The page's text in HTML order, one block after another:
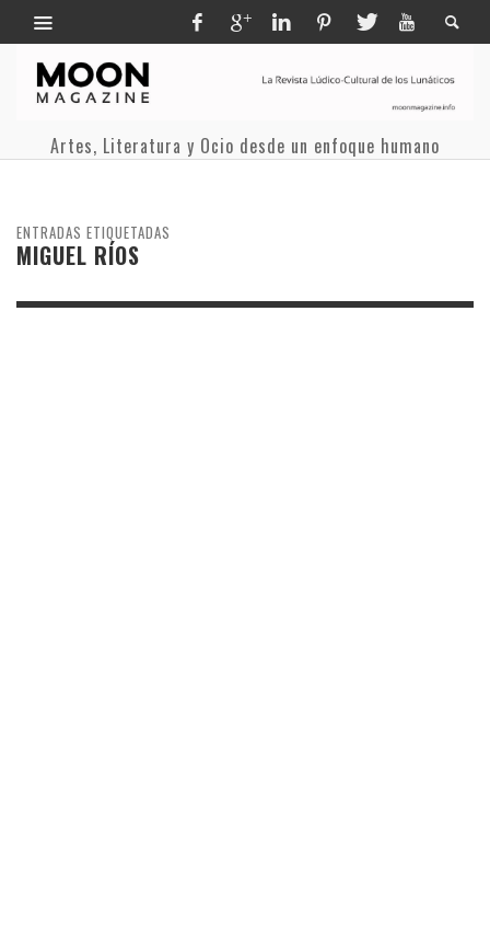
Artes, Literatura y Ocio desde un enfoque humano
ENTRADAS ETIQUETADAS
MIGUEL RÍOS